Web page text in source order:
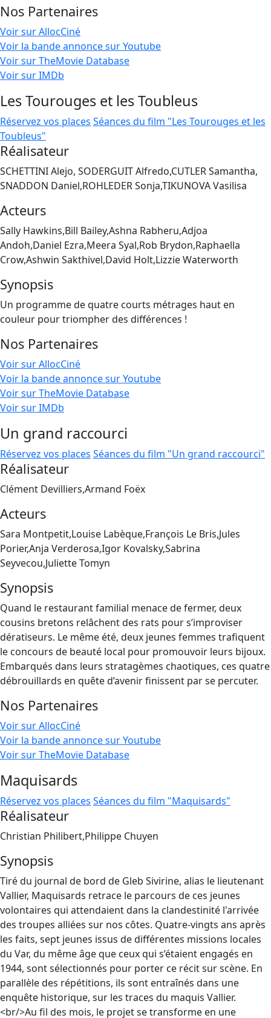
Nos Partenaires
Voir sur AllocCiné
Voir la bande annonce sur Youtube
Voir sur TheMovie Database
Voir sur IMDb
Les Tourouges et les Toubleus
Réservez vos places Séances du film "Les Tourouges et les
Toubleus"
Réalisateur
SCHETTINI Alejo, SODERGUIT Alfredo,CUTLER Samantha,
SNADDON Daniel,ROHLEDER Sonja,TIKUNOVA Vasilisa
Acteurs
Sally Hawkins,Bill Bailey,Ashna Rabheru,Adjoa
Andoh,Daniel Ezra,Meera Syal,Rob Brydon,Raphaella
Crow,Ashwin Sakthivel,David Holt,Lizzie Waterworth
Synopsis
Un programme de quatre courts métrages haut en
couleur pour triompher des différences !
Nos Partenaires
Voir sur AllocCiné
Voir la bande annonce sur Youtube
Voir sur TheMovie Database
Voir sur IMDb
Un grand raccourci
Réservez vos places Séances du film "Un grand raccourci"
Réalisateur
Clément Devilliers,Armand Foëx
Acteurs
Sara Montpetit,Louise Labèque,François Le Bris,Jules
Porier,Anja Verderosa,Igor Kovalsky,Sabrina
Seyvecou,Juliette Tomyn
Synopsis
Quand le restaurant familial menace de fermer, deux
cousins bretons relâchent des rats pour s’improviser
dératiseurs. Le même été, deux jeunes femmes trafiquent
le concours de beauté local pour promouvoir leurs bijoux.
Embarqués dans leurs stratagèmes chaotiques, ces quatre
débrouillards en quête d’avenir finissent par se percuter.
Nos Partenaires
Voir sur AllocCiné
Voir la bande annonce sur Youtube
Voir sur TheMovie Database
Maquisards
Réservez vos places Séances du film "Maquisards"
Réalisateur
Christian Philibert,Philippe Chuyen
Synopsis
Tiré du journal de bord de Gleb Sivirine, alias le lieutenant
Vallier, Maquisards retrace le parcours de ces jeunes
volontaires qui attendaient dans la clandestinité l'arrivée
des troupes alliées sur nos côtes. Quatre-vingts ans après
les faits, sept jeunes issus de différentes missions locales
du Var, du même âge que ceux qui s’étaient engagés en
1944, sont sélectionnés pour porter ce récit sur scène. En
parallèle des répétitions, ils sont entraînés dans une
enquête historique, sur les traces du maquis Vallier.
<br/>Au fil des mois, le projet se transforme en une